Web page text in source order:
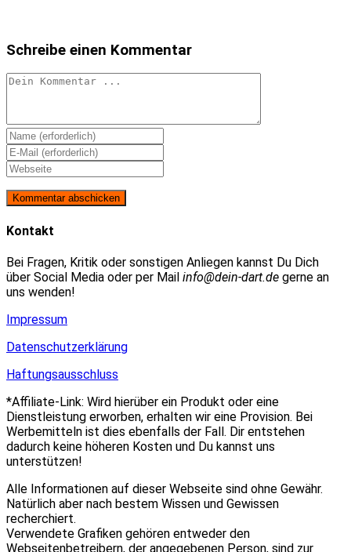
Schreibe einen Kommentar
Kommentieren
Gib
deinen
Namen
oder
Benutzernamen
zum
Kommentieren
ein
Gib
deine
E-
Mail-
Adresse
zum
ein
Gib
Website-
ein
Kontakt
Bei Fragen, Kritik oder sonstigen Anliegen kannst Du Dich
über Social Media oder per Mail info@dein-dart.de gerne an
uns wenden!
Impressum
Datenschutzerklärung
Haftungsausschluss
*Affiliate-Link: Wird hierüber ein Produkt oder eine
Dienstleistung erworben, erhalten wir eine Provision. Bei
Werbemitteln ist dies ebenfalls der Fall. Dir entstehen
dadurch keine höheren Kosten und Du kannst uns
unterstützen!
Alle Informationen auf dieser Webseite sind ohne Gewähr.
Natürlich aber nach bestem Wissen und Gewissen
recherchiert.
Verwendete Grafiken gehören entweder den
Webseitenbetreibern, der angegebenen Person, sind zur